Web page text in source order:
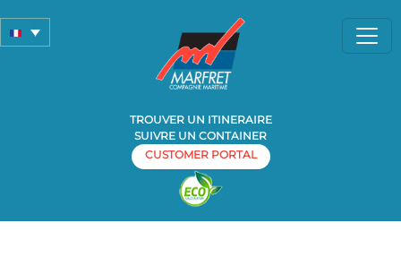
TROUVER UN ITINERAIRE
SUIVRE UN CONTAINER
CUSTOMER PORTAL
» Marfret repositionne la pilotine Faraman en